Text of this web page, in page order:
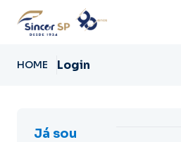
HOME Login
Já sou